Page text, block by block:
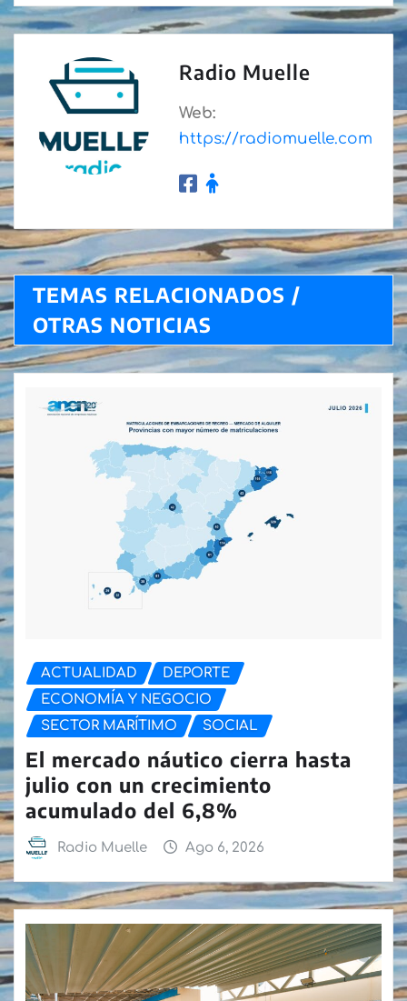
Radio Muelle
Web:
https://radiomuelle.com
TEMAS RELACIONADOS /
OTRAS NOTICIAS
ACTUALIDAD
DEPORTE
ECONOMÍA Y NEGOCIO
SECTOR MARÍTIMO
SOCIAL
El mercado náutico cierra hasta
julio con un crecimiento
acumulado del 6,8%
Radio Muelle Ago 6, 2026